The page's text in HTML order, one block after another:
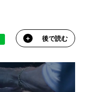
後で読む